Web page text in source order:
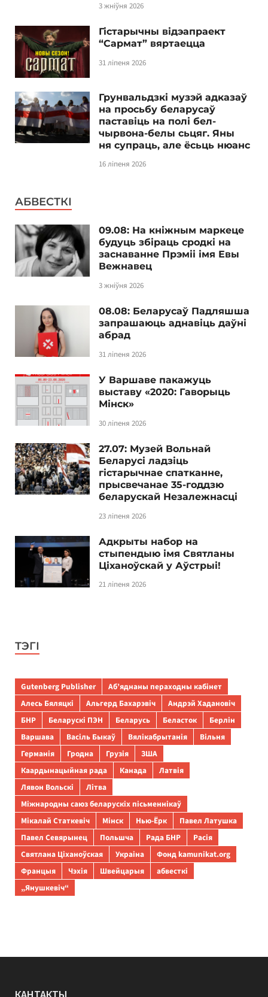
3 жніўня 2026
Гістарычны відэапраект
“Сармат” вяртаецца
31 ліпеня 2026
Грунвальдзкі музэй адказаў
на просьбу беларусаў
паставіць на полі бел-
чырвона-белы сьцяг. Яны
ня супраць, але ёсьць нюанс
16 ліпеня 2026
АБВЕСТКІ
09.08: На кніжным маркеце
будуць збіраць сродкі на
заснаванне Прэміі імя Евы
Вежнавец
3 жніўня 2026
08.08: Беларусаў Падляшша
запрашаюць аднавіць даўні
абрад
31 ліпеня 2026
У Варшаве пакажуць
выставу «2020: Гаворыць
Мінск»
30 ліпеня 2026
27.07: Музей Вольнай
Беларусі ладзіць
гістарычнае спатканне,
прысвечанае 35-годдзю
беларускай Незалежнасці
23 ліпеня 2026
Адкрыты набор на
стыпендыю імя Святланы
Ціханоўскай у Аўстрыі!
21 ліпеня 2026
ТЭГІ
Gutenberg Publisher
Аб’яднаны пераходны кабінет
Алесь Бяляцкі
Альгерд Бахарэвіч
Андрэй Хадановіч
БНР
Беларускі ПЭН Беларусь Беласток
Берлін
Варшава
Васіль Быкаў Вялікабрытанія
Вільня
Германія
Гродна Грузія
ЗША
Каардынацыйная рада
Канада
Латвія
Лявон Вольскі
Літва
Міжнародны саюз беларускіх пісьменнікаў
Мікалай Статкевіч
Мінск Нью-Ёрк
Павел Латушка
Павел Севярынец
Польшча Рада БНР
Расія
Святлана Ціханоўская
Украіна
Фонд kamunikat.org
Францыя
Чэхія Швейцарыя
абвесткі
„Янушкевіч“